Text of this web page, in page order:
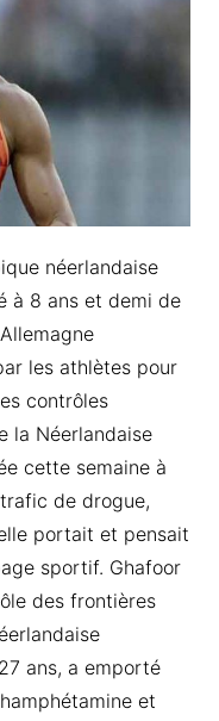
néerlandaise
à 8 ans et demi de
les athlètes pour
contrôles
la Néerlandaise
cette semaine à
de drogue,
portait et pensait
sportif. Ghafoor
des frontières
ans, a emporté
et